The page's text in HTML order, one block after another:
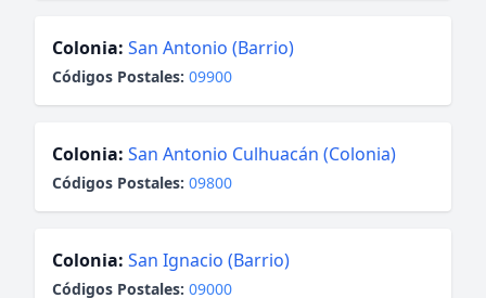
Colonia: San Antonio (Barrio)
Códigos Postales: 09900
Colonia: San Antonio Culhuacán (Colonia)
Códigos Postales: 09800
Colonia: San Ignacio (Barrio)
Códigos Postales: 09000